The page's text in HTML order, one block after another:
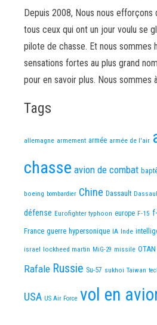
Depuis 2008, Nous nous efforçons
tous ceux qui ont un jour voulu se
pilote de chasse. Et nous sommes
sensations fortes au plus grand
pour en savoir plus. Nous sommes
Tags
allemagne armement armée armée de l'air
chasse avion de combat
boeing bombardier Chine Dassault
défense Eurofighter typhoon europe F-15
France guerre hypersonique IA Inde
israel lockheed martin MiG-29 missile OTAN
Rafale Russie Su-57 sukhoi Taiwan
USA US Air Force vol en